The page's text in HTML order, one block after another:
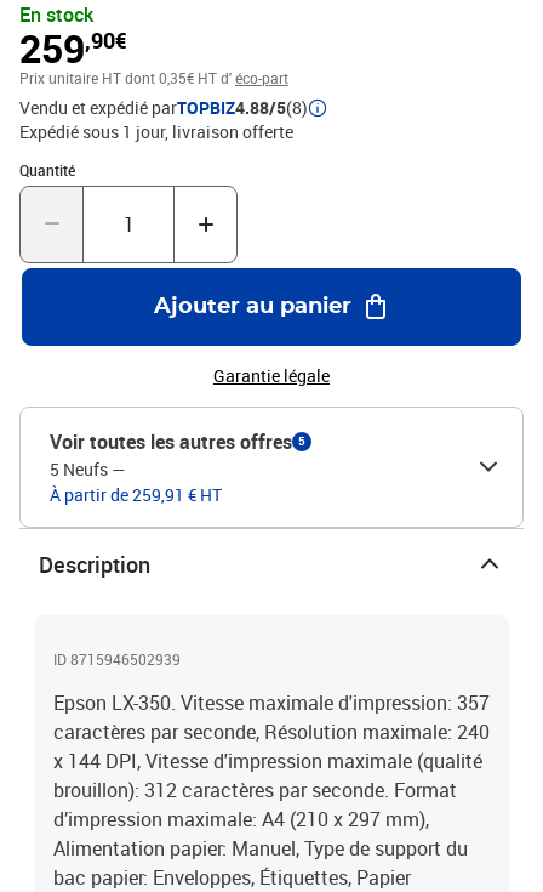
Alimentation papier: Manuel, Type de support du bac papier:
Enveloppes, Étiquettes, Papier ordinaire, Rouleau. Taille du buffer:
128 Ko, Niveau de pression sonore (impression): 53 dB, Langues
de la description de page: Epson ESC/P2. Interfaces standards:
Parallèle, USB 2.0. Tête d'impression: 9 broches, Direction
d'impression: Bi-directionnel, Durée de vie de la tête d'impression:
400 million de caractères
En stock
259,90€
Prix unitaire HTdont 0,35€ HT d'éco-part
Vendu et expédié parTOPBIZ4.88/5(8)
Expédié sous 1 jour livraison offerte
Quantité
Quantité : 1
Ajouter au panier
Garantie légale
Voir toutes les autres offres 5
5 Neufs —
À partir de 259,91 € HT
Description
ID 8715946502939
Epson LX-350. Vitesse maximale d'impression: 357
caractères par seconde, Résolution maximale: 240
x 144 DPI, Vitesse d'impression maximale (qualité
brouillon): 312 caractères par seconde. Format
d’impression maximale: A4 (210 x 297 mm),
Alimentation papier: Manuel, Type de support du
bac papier: Enveloppes, Étiquettes, Papier